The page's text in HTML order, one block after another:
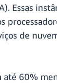
Essas
de
60%